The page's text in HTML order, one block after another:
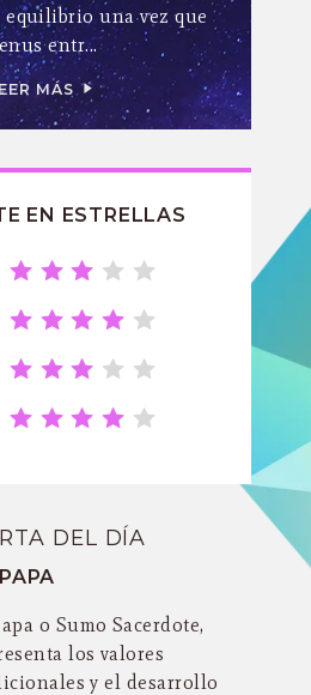
equilibrio una vez que
entr...
MÁS
EN ESTRELLAS
DEL DÍA
o Sumo Sacerdote,
los valores
y el desarrollo